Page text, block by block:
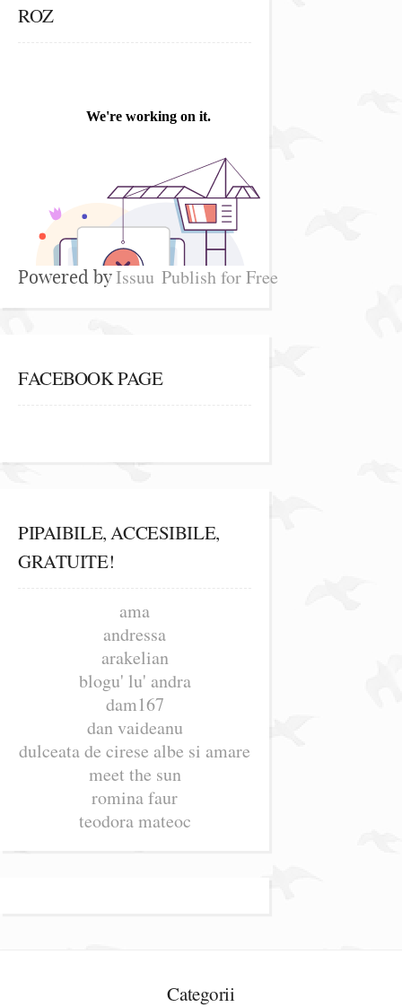
ROZ
Powered byIssuu Publish for Free
FACEBOOK PAGE
PIPAIBILE, ACCESIBILE,
GRATUITE!
ama
andressa
arakelian
blogu' lu' andra
dam167
dan vaideanu
dulceata de cirese albe si amare
meet the sun
romina faur
teodora mateoc
Categorii